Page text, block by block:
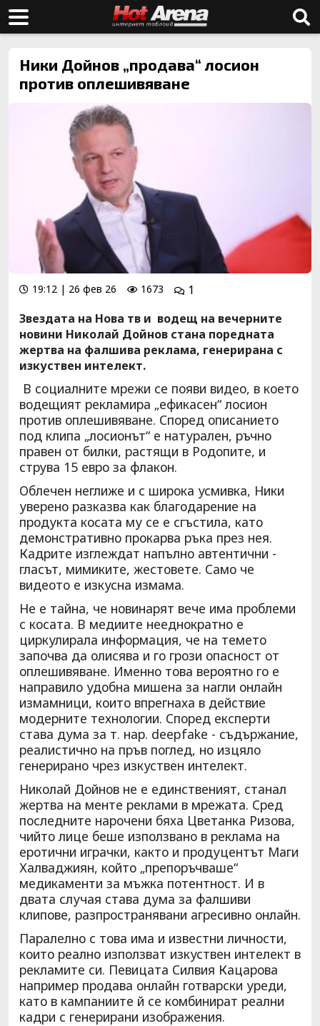
Ники Дойнов „продава“ лосион
против оплешивяване
19:12 | 26 фев 26 1673
1
Звездата на Нова тв и водещ на вечерните
новини Николай Дойнов стана поредната
жертва на фалшива реклама, генерирана с
изкуствен интелект.
В социалните мрежи се появи видео, в което
водещият рекламира „ефикасен“ лосион
против оплешивяване. Според описанието
под клипа „лосионът“ е натурален, ръчно
правен от билки, растящи в Родопите, и
струва 15 евро за флакон.
Облечен неглиже и с широка усмивка, Ники
уверено разказва как благодарение на
продукта косата му се е сгъстила, като
демонстративно прокарва ръка през нея.
Кадрите изглеждат напълно автентични -
гласът, мимиките, жестовете. Само че
видеото е изкусна измама.
Не е тайна, че новинарят вече има проблеми
с косата. В медиите нееднократно е
циркулирала информация, че на темето
започва да олисява и го грози опасност от
оплешивяване. Именно това вероятно го е
направило удобна мишена за нагли онлайн
измамници, които впрегнаха в действие
модерните технологии. Според експерти
става дума за т. нар. deepfake - съдържание,
реалистично на пръв поглед, но изцяло
генерирано чрез изкуствен интелект.
Николай Дойнов не е единственият, станал
жертва на менте реклами в мрежата. Сред
последните нарочени бяха Цветанка Ризова,
чийто лице беше използвано в реклама на
еротични играчки, както и продуцентът Маги
Халваджиян, който „препоръчваше“
медикаменти за мъжка потентност. И в
двата случая става дума за фалшиви
клипове, разпространявани агресивно онлайн.
Паралелно с това има и известни личности,
които реално използват изкуствен интелект в
рекламите си. Певицата Силвия Кацарова
например продава онлайн готварски уреди,
като в кампаниите й се комбинират реални
кадри с генерирани изображения.